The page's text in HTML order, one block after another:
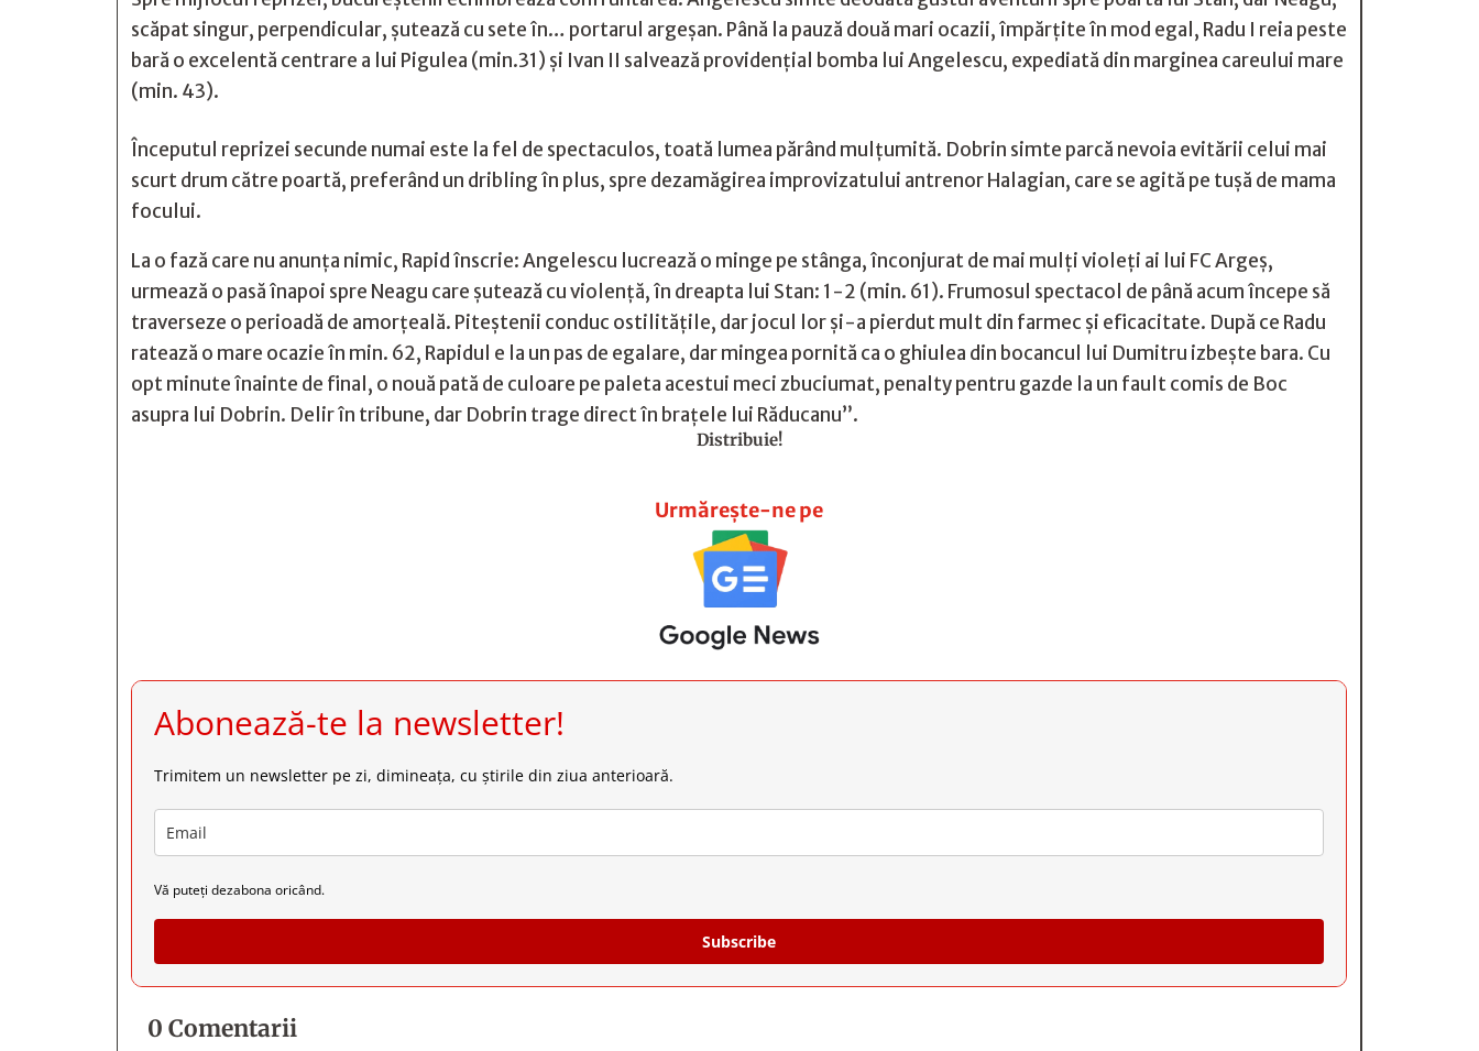
scăpat singur, perpendicular, şutează cu sete în… portarul argeşan. Până la pauză două mari ocazii, împărţite în mod egal, Radu I reia peste
bară o excelentă centrare a lui Pigulea (min.31) şi Ivan II salvează providenţial bomba lui Angelescu, expediată din marginea careului mare
(min. 43).
Începutul reprizei secunde numai este la fel de spectaculos, toată lumea părând mulţumită. Dobrin simte parcă nevoia evitării celui mai
scurt drum către poartă, preferând un dribling în plus, spre dezamăgirea improvizatului antrenor Halagian, care se agită pe tușă de mama
focului.
La o fază care nu anunța nimic, Rapid înscrie: Angelescu lucrează o minge pe stânga, înconjurat de mai mulţi violeţi ai lui FC Argeş,
urmează o pasă înapoi spre Neagu care şutează cu violenţă, în dreapta lui Stan: 1-2 (min. 61). Frumosul spectacol de până acum începe să
traverseze o perioadă de amorţeală. Piteştenii conduc ostilităţile, dar jocul lor şi-a pierdut mult din farmec şi eficacitate. După ce Radu
ratează o mare ocazie în min. 62, Rapidul e la un pas de egalare, dar mingea pornită ca o ghiulea din bocancul lui Dumitru izbește bara. Cu
opt minute înainte de final, o nouă pată de culoare pe paleta acestui meci zbuciumat, penalty pentru gazde la un fault comis de Boc
asupra lui Dobrin. Delir în tribune, dar Dobrin trage direct în braţele lui Răducanu”.
Distribuie!
Urmărește-ne pe
Abonează-te la newsletter!
Trimitem un newsletter pe zi, dimineața, cu știrile din ziua anterioară.
Vă puteți dezabona oricând.
Subscribe
0 Comentarii